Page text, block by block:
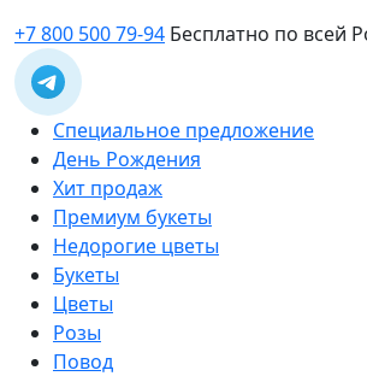
+7 800 500 79-94 Бесплатно по всей
Специальное предложение
День Рождения
Хит продаж
Премиум букеты
Недорогие цветы
Букеты
Цветы
Розы
Повод